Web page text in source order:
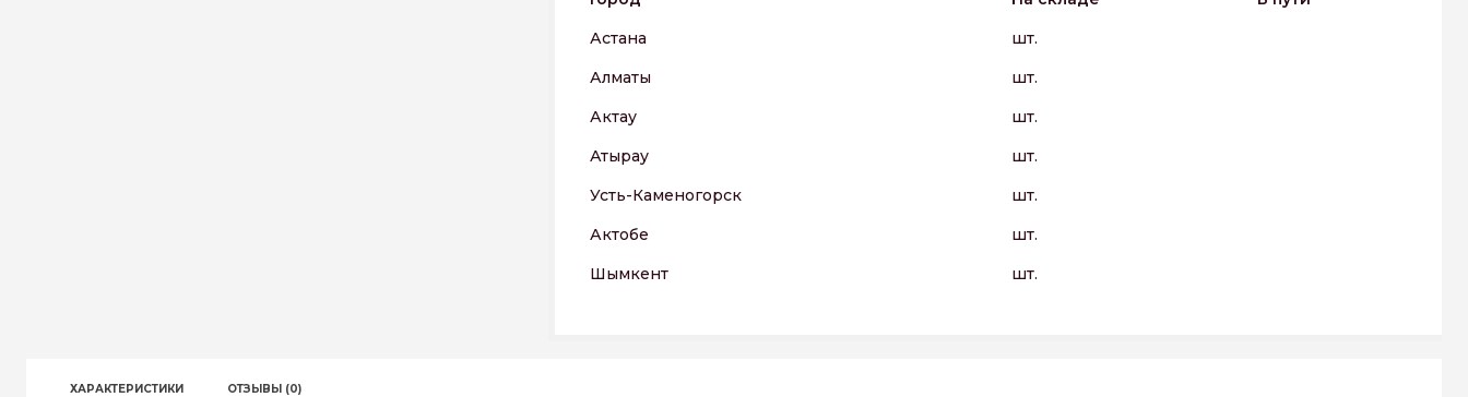
Астана
шт.
Алматы
шт.
Актау
шт.
Атырау
шт.
Усть-Каменогорск
шт.
Актобе
шт.
Шымкент
шт.
ХАРАКТЕРИСТИКИ ОТЗЫВЫ (0)